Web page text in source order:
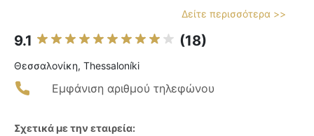
Δείτε περισσότερα >>
9.1 (18)
Θεσσαλονίκη, Thessaloníki
Εμφάνιση αριθμού τηλεφώνου
Σχετικά με την εταιρεία: